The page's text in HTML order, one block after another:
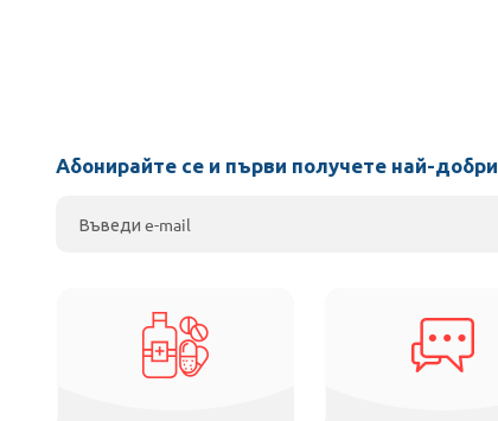
Абонирайте се и първи получете най-